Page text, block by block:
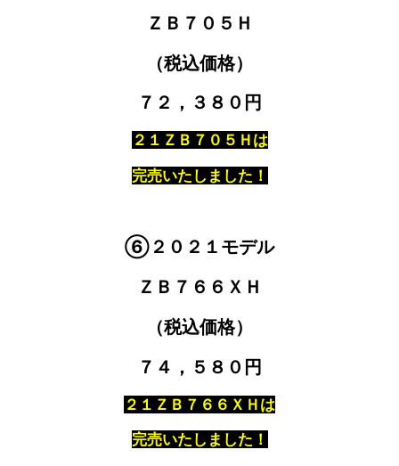
ＺＢ７０５Ｈ
（税込価格）
７２，３８０円
２１ＺＢ７０５Ｈは
完売いたしました！
⑥２０２１モデル
ＺＢ７６６ＸＨ
（税込価格）
７４，５８０円
２１ＺＢ７６６ＸＨは
完売いたしました！